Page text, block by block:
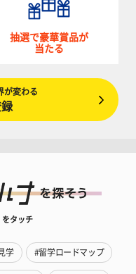
抽選で豪華賞品が
当たる
が変わる
をタッチ
学 #留学ロードマップ